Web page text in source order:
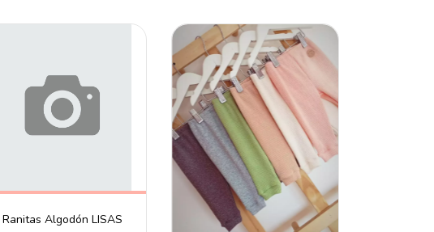
Ranitas Algodón LISAS